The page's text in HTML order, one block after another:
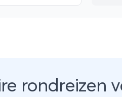
rondreizen